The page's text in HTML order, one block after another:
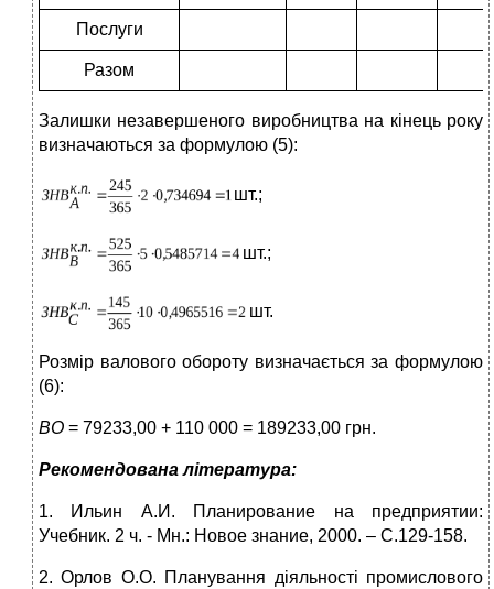
Послуги
Разом
Залишки незавершеного виробництва на кінець року
визначаються за формулою (5):
шт.;
шт.;
шт.
Розмір валового обороту визначається за формулою
(6):
ВО = 79233,00 + 110 000 = 189233,00 грн.
Рекомендована література:
1. Ильин А.И. Планирование на предприятии:
Учебник. 2 ч. - Мн.: Новое знание, 2000. – С.129-158.
2. Орлов О.О. Планування діяльності промислового